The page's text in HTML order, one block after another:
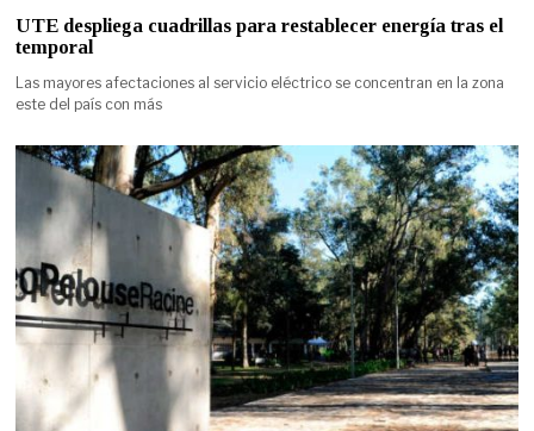
UTE despliega cuadrillas para restablecer energía tras el
temporal
Las mayores afectaciones al servicio eléctrico se concentran en la zona
este del país con más